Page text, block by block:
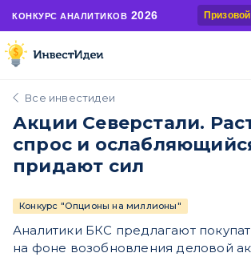
КОНКУРС АНАЛИТИКОВ 2026
Все инвестидеи
Акции Северстали.
спрос и
придают сил
Конкурс "Опционы на миллионы"
Аналитики БКС предлагают
на фоне возобновления деловой